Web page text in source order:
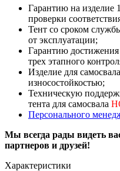
Гарантию на изделие
проверки
Тент со сроком
от эксплуатации;
Гарантию достижения
трех этапного
Изделие для самосвала
износостойкостью;
Техническую
тента для самосвала
Персонального
Мы всегда рады видеть
партнеров и друзей!
Характеристики